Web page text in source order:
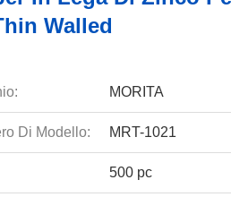
Walled
MORITA
Di Modello: MRT-1021
500 pc